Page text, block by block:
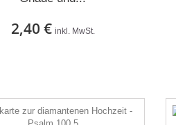
2,40 € inkl. MwSt.